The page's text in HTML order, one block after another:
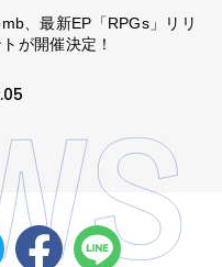
、最新EP「RPGs」リリ
が開催決定！